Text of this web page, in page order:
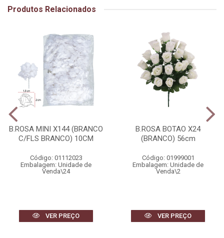
Produtos Relacionados
B.ROSA MINI X144 (BRANCO
C/FLS BRANCO) 10CM
Código: 01112023
Embalagem: Unidade de
Venda\24
VER PREÇO
B.ROSA BOTAO X24
(BRANCO) 56cm
Código: 01999001
Embalagem: Unidade de
Venda\2
VER PREÇO